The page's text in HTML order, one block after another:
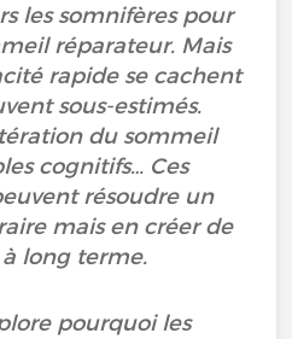
les somnifères pour
réparateur. Mais
rapide se cachent
sous-estimés.
du sommeil
cognitifs… Ces
résoudre un
mais en créer de
long terme.
pourquoi les